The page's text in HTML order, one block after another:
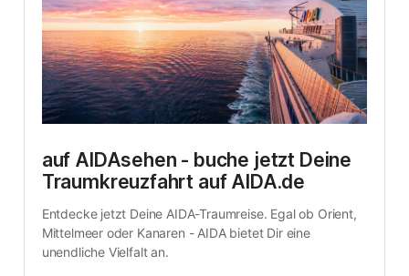
auf AIDAsehen - buche jetzt Deine
Traumkreuzfahrt auf AIDA.de
Entdecke jetzt Deine AIDA-Traumreise. Egal ob Orient,
Mittelmeer oder Kanaren - AIDA bietet Dir eine
unendliche Vielfalt an.